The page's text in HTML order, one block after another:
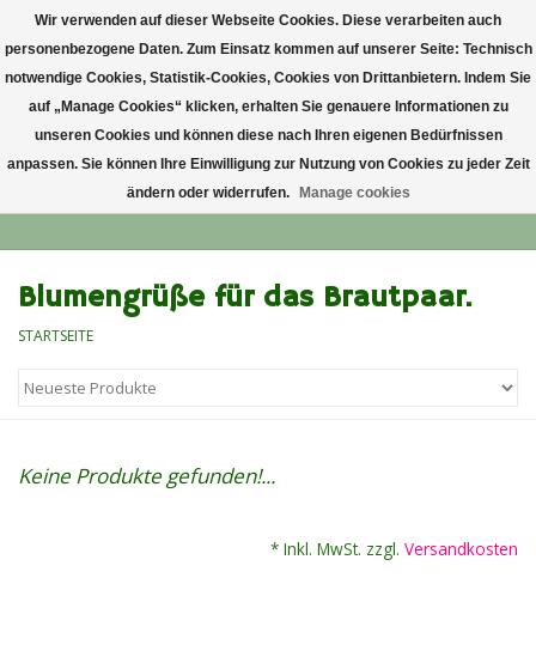
Startseite
Lieblingsblumen
Blumengrüße für das Brautpaar.
STARTSEITE
Keine Produkte gefunden!...
* Inkl. MwSt. zzgl. Versandkosten
Wir verwenden auf dieser Webseite Cookies. Diese verarbeiten auch
personenbezogene Daten. Zum Einsatz kommen auf unserer Seite: Technisch
notwendige Cookies, Statistik-Cookies, Cookies von Drittanbietern. Indem Sie
auf „Manage Cookies“ klicken, erhalten Sie genauere Informationen zu
unseren Cookies und können diese nach Ihren eigenen Bedürfnissen
anpassen. Sie können Ihre Einwilligung zur Nutzung von Cookies zu jeder Zeit
ändern oder widerrufen.
Manage cookies